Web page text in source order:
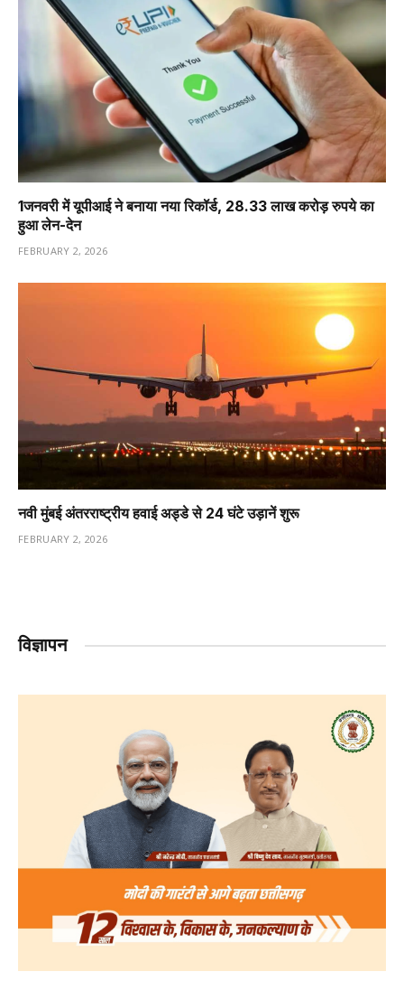
1️जनवरी में यूपीआई ने बनाया नया रिकॉर्ड, 28.33 लाख करोड़ रुपये का
हुआ लेन-देन
FEBRUARY 2, 2026
नवी मुंबई अंतरराष्ट्रीय हवाई अड्डे से 24 घंटे उड़ानें शुरू
FEBRUARY 2, 2026
विज्ञापन